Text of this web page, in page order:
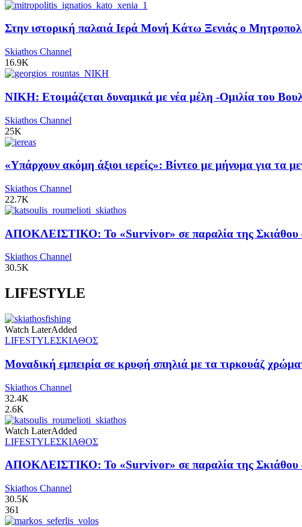
Στην ιστορική παλαιά Ιερά Μονή Κάτω Ξενιάς ο
Skiathos Channel
16.9K
ΝΙΚΗ: Ετοιμάζεται δυναμικά με νέα μέλη -Ομιλία του
Skiathos Channel
25K
«Υπάρχουν ακόμη άξιοι ιερείς»: Βίντεο με μήνυμα για τα
Skiathos Channel
22.7K
ΑΠΟΚΛΕΙΣΤΙΚΟ: Το «Survivor» σε παραλία της Σκιάθου
Skiathos Channel
30.5K
LIFESTYLE
Watch LaterAdded
LIFESTYLEΣΚΙΑΘΟΣ
Μοναδική εμπειρία σε κρυφή σπηλιά με τα τιρκουάζ
Skiathos Channel
32.4K
2.6K
Watch LaterAdded
LIFESTYLEΣΚΙΑΘΟΣ
ΑΠΟΚΛΕΙΣΤΙΚΟ: Το «Survivor» σε παραλία της Σκιάθου
Skiathos Channel
30.5K
361